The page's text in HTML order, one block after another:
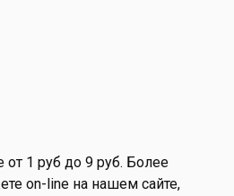
1 руб до 9 руб. Более
on-line на нашем сайте,